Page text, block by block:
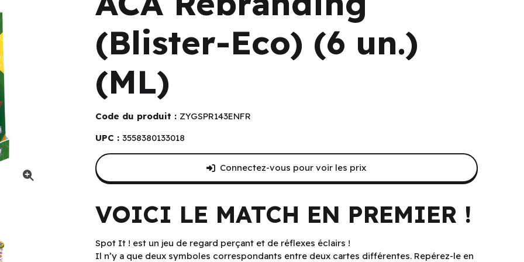
(Blister-Eco) (6 un.)
(ML)
Code du produit : ZYGSPR143ENFR
UPC : 3558380133018
VOICI LE MATCH EN PREMIER !
Spot It ! est un jeu de regard perçant et de réflexes éclairs !
Il n’y a que deux symboles correspondants entre deux cartes différentes. Repérez-le en
Connectez-vous pour voir les prix